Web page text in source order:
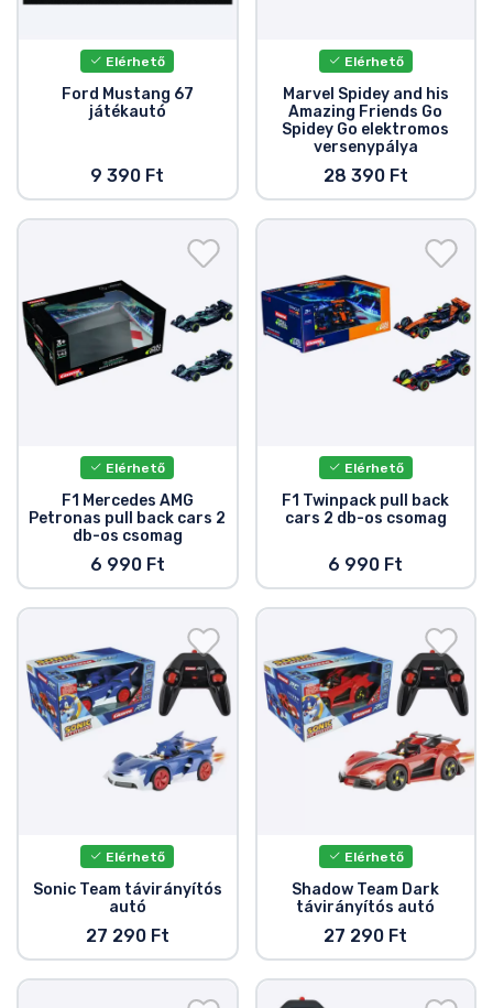
Elérhető
Ford Mustang 67
játékautó
9 390 Ft
Elérhető
Marvel Spidey and his
Amazing Friends Go
Spidey Go elektromos
versenypálya
28 390 Ft
Elérhető
F1 Mercedes AMG
Petronas pull back cars 2
db-os csomag
6 990 Ft
Elérhető
F1 Twinpack pull back
cars 2 db-os csomag
6 990 Ft
Elérhető
Sonic Team távirányítós
autó
27 290 Ft
Elérhető
Shadow Team Dark
távirányítós autó
27 290 Ft